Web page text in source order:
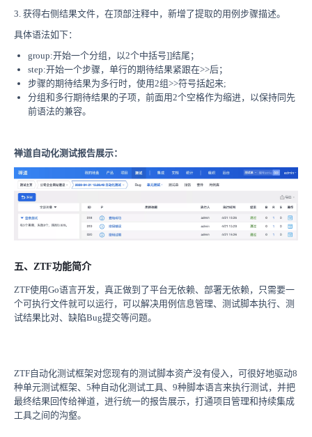
3. 获得右侧结果文件，在顶部注释中，新增了提取的用例步骤描述。
具体语法如下：
group:开始一个分组，以2个中括号]]结尾；
step:开始一个步骤，单行的期待结果紧跟在>>后；
步骤的期待结果为多行时，使用2组>>符号括起来;
分组和多行期待结果的子项，前面用2个空格作为缩进，以保持同先
前语法的兼容。
禅道自动化测试报告展示：
五、ZTF功能简介
ZTF使用Go语言开发，真正做到了平台无依赖、部署无依赖，只需要一
个可执行文件就可以运行，可以解决用例信息管理、测试脚本执行、测
试结果比对、缺陷Bug提交等问题。
ZTF自动化测试框架对您现有的测试脚本资产没有侵入，可很好地驱动8
种单元测试框架、5种自动化测试工具、9种脚本语言来执行测试，并把
最终结果回传给禅道，进行统一的报告展示，打通项目管理和持续集成
工具之间的沟壑。